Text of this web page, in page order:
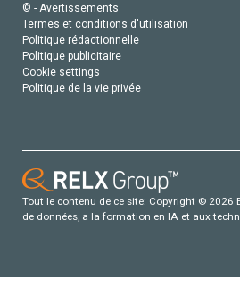
© - Avertissements
Termes et conditions d'utilisation
Politique rédactionnelle
Politique publicitaire
Cookie settings
Politique de la vie privée
Tout le contenu de ce site: Copyright © 2026
de données, a la formation en IA et aux